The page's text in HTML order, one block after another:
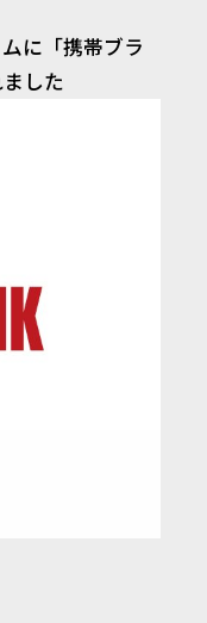
に「携帯ブラ
した